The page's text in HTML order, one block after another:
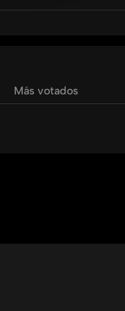
ismael castillo
Más votados